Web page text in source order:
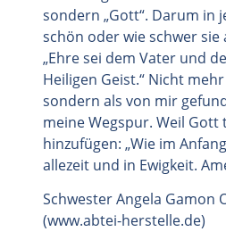
sondern „Gott“. Darum in
schön oder wie schwer sie
„Ehre sei dem Vater und
Heiligen Geist.“ Nicht
sondern als von mir
meine Wegspur. Weil Gott
hinzufügen: „Wie im
allezeit und in Ewigkeit.
Schwester Angela Gamon
(www.abtei-herstelle.de)